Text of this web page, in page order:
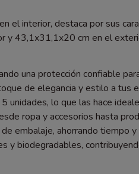
el interior, destaca por sus
y 43,1x31,1x20 cm en el
una protección confiable
de elegancia y estilo a tus
unidades, lo que las hace
ropa y accesorios hasta
embalaje, ahorrando tiempo
y biodegradables,